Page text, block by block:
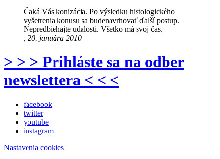
Čaká Vás konizácia. Po výsledku histologického
vyšetrenia konusu sa budenavrhovať ďalší postup.
Nepredbiehajte udalosti. Všetko má svoj čas.
, 20. januára 2010
> > > Prihláste sa na odber
newslettera < < <
facebook
twitter
youtube
instagram
Nastavenia cookies